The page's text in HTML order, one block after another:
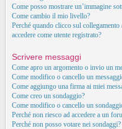
Come posso mostrare un’immagine
Come cambio il mio livello?
Perché quando clicco sul
accedere come utente registrato?
Scrivere messaggi
Come apro un argomento o invio un
Come modifico o cancello un
Come aggiungo una firma ai miei
Come creo un sondaggio?
Come modifico o cancello un
Perché non riesco ad accedere a un
Perché non posso votare nei sondaggi?